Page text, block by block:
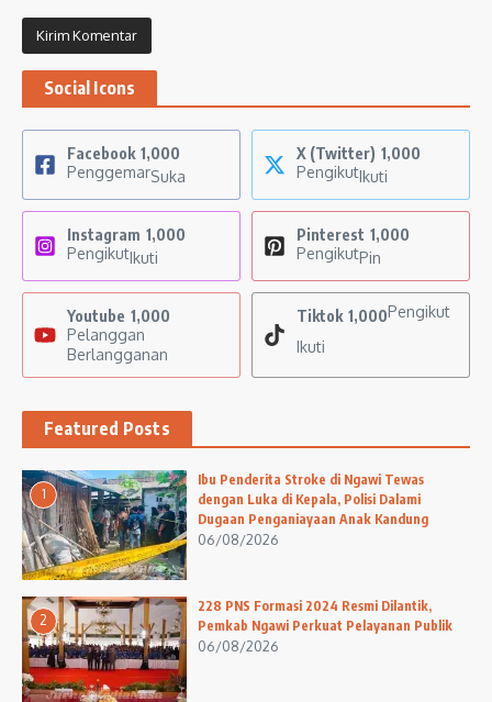
Social Icons
Facebook 1,000
PenggemarSuka
X (Twitter) 1,000
PengikutIkuti
Instagram 1,000
PengikutIkuti
Pinterest 1,000
PengikutPin
Youtube 1,000
Pelanggan
Berlangganan
Tiktok 1,000Pengikut
Ikuti
Featured Posts
1
Ibu Penderita Stroke di Ngawi Tewas
dengan Luka di Kepala, Polisi Dalami
Dugaan Penganiayaan Anak Kandung
06/08/2026
2
228 PNS Formasi 2024 Resmi Dilantik,
Pemkab Ngawi Perkuat Pelayanan Publik
06/08/2026